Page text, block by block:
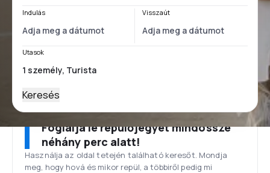
Indulás Visszaút
Utasok
Keresés
Foglalja le repülőjegyét mindössze
néhány perc alatt!
Használja az oldal tetején található keresőt. Mondja
meg, hogy hová és mikor repül, a többiről pedig mi